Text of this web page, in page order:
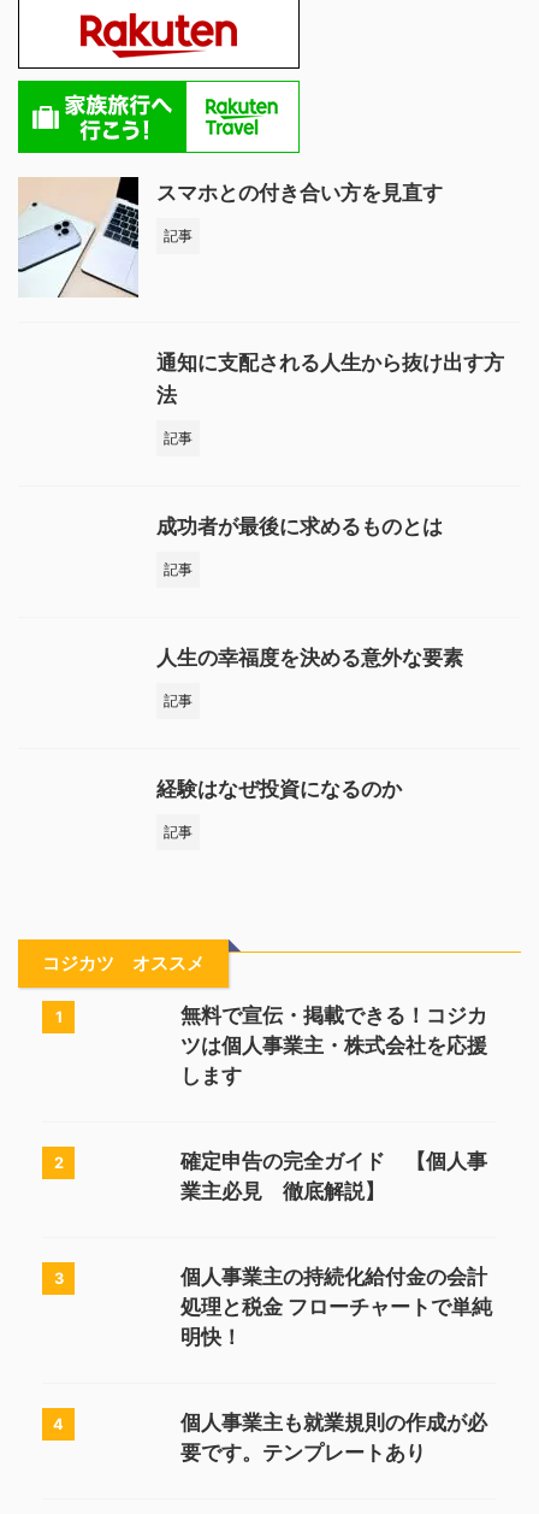
スマホとの付き合い方を見直す
記事
通知に支配される人生から抜け出す方
法
記事
成功者が最後に求めるものとは
記事
人生の幸福度を決める意外な要素
記事
経験はなぜ投資になるのか
記事
コジカツ オススメ
1
無料で宣伝・掲載できる！コジカ
ツは個人事業主・株式会社を応援
します
2
確定申告の完全ガイド 【個人事
業主必見 徹底解説】
3
個人事業主の持続化給付金の会計
処理と税金 フローチャートで単純
明快！
4
個人事業主も就業規則の作成が必
要です。テンプレートあり